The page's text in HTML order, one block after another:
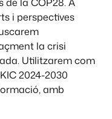
i perspectives
la crisi
Utilitzarem com
2024-2030
amb